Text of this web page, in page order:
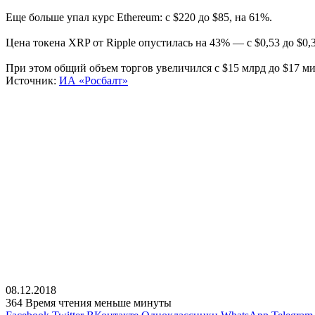
Еще больше упал курс Ethereum: с $220 до $85, на 61%.
Цена токена XRP от Ripple опустилась на 43% — с $0,53 до
При этом общий объем торгов увеличился с $15 млрд до $17
Источник: ИА «Росбалт»
08.12.2018
364 Время чтения меньше минуты